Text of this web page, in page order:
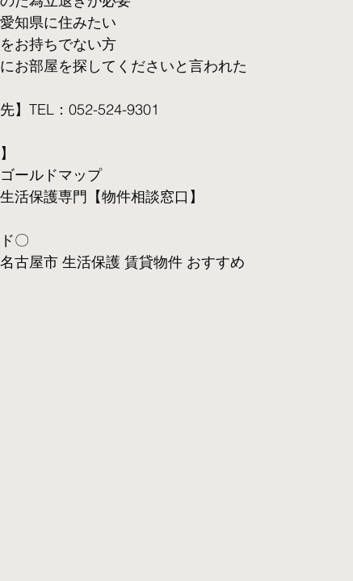
知県に住みたい
お持ちでない方
お部屋を探してくださいと言われた
先】TEL：052-524-9301
ールドマップ
活保護専門【物件相談窓口】
〇
名古屋市 生活保護 賃貸物件 おすすめ